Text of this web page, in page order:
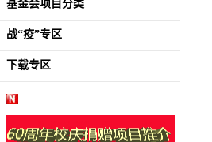
基金会项目分类
战“疫”专区
下载专区